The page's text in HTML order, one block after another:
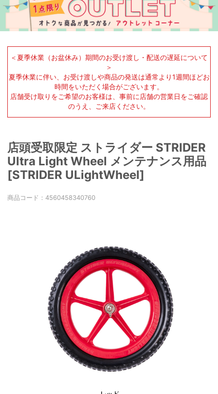
＜夏季休業（お盆休み）期間のお受け渡し・配送の遅延について
＞
夏季休業に伴い、お受け渡しや商品の発送は通常より1週間ほどお
時間をいただく場合がございます。
店舗受け取りをご希望のお客様は、事前に店舗の営業日をご確認
のうえ、ご来店ください。
店頭受取限定 ストライダー STRIDER
Ultra Light Wheel メンテナンス用品
[STRIDER ULightWheel]
商品コード： 4560458340760